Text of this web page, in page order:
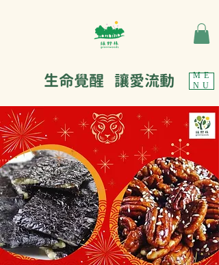
ME
NU
生命覺醒 讓愛流動